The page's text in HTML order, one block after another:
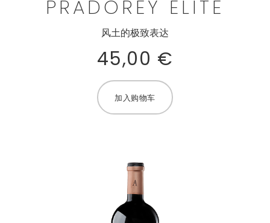
PRADOREY ÉLITE
风土的极致表达
45,00 €
加入购物车